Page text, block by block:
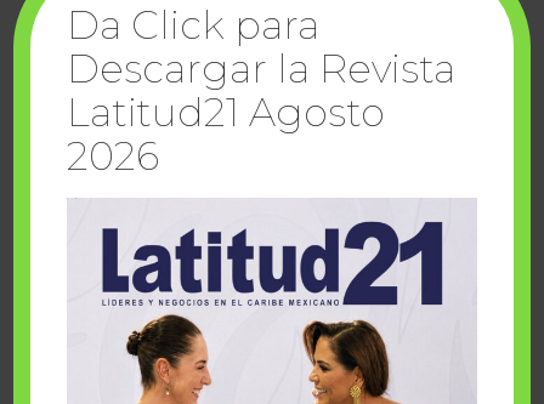
Cuando la solidaridad inspira; cumplen
sueños Fairmont Mayakoba y Make-A-Wish
Da Click para
Descargar la Revista
Latitud21 Agosto
2026